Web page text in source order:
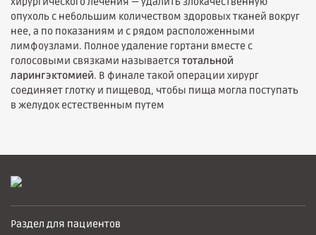
опухоль с небольшим количеством здоровых тканей вокруг
нее, а по показаниям и с рядом расположенными
лимфоузлами. Полное удаление гортани вместе с
голосовыми связками называется тотальной
ларингэктомией. В финале такой операции хирург
соединяет глотку и пищевод, чтобы пища могла поступать
в желудок естественным путем
Раздел для пациентов